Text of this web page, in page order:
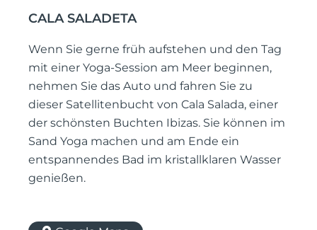
CALA SALADETA
Wenn Sie gerne früh aufstehen und den Tag
mit einer Yoga-Session am Meer beginnen,
nehmen Sie das Auto und fahren Sie zu
dieser Satellitenbucht von Cala Salada, einer
der schönsten Buchten Ibizas. Sie können im
Sand Yoga machen und am Ende ein
entspannendes Bad im kristallklaren Wasser
genießen.